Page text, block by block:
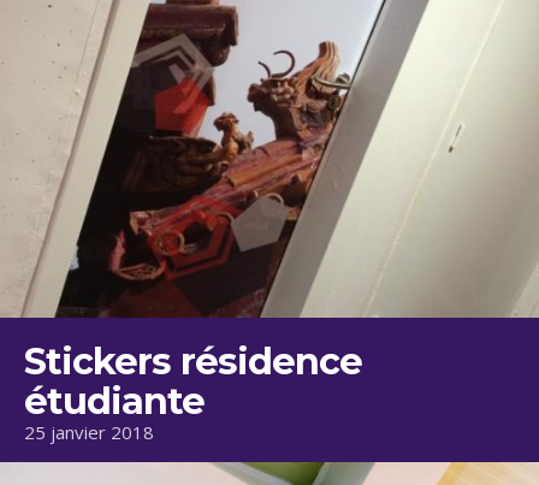
Stickers résidence
étudiante
25 janvier 2018